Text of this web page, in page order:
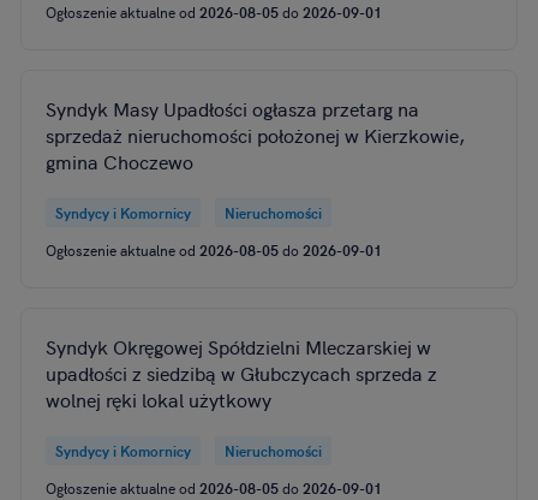
Ogłoszenie aktualne od 2026-08-05do 2026-09-01
Syndyk Masy Upadłości ogłasza przetarg na
sprzedaż nieruchomości położonej w Kierzkowie,
gmina Choczewo
Syndycy i Komornicy
Nieruchomości
Ogłoszenie aktualne od 2026-08-05do 2026-09-01
Syndyk Okręgowej Spółdzielni Mleczarskiej w
upadłości z siedzibą w Głubczycach sprzeda z
wolnej ręki lokal użytkowy
Syndycy i Komornicy
Nieruchomości
Ogłoszenie aktualne od 2026-08-05do 2026-09-01